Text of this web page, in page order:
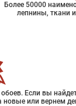
Более 50000
лепнины, ткани
Если вы
или вернем